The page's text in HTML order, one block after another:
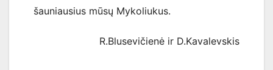
šauniausius mūsų Mykoliukus.
R.Blusevičienė ir D.Kavalevskis